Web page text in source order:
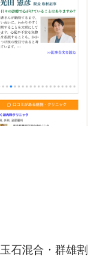
石混合・群雄割